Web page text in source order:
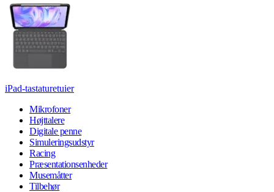
iPad-tastaturetuier
Mikrofoner
Højttalere
Digitale penne
Simuleringsudstyr
Racing
Præsentationsenheder
Musemåtter
Tilbehør